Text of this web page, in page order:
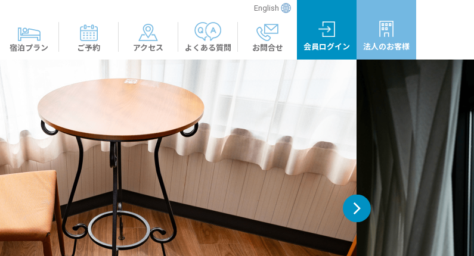
English
宿泊プラン ご予約 アクセス よくある質問 お問合せ 会員ログイン 法人のお客様